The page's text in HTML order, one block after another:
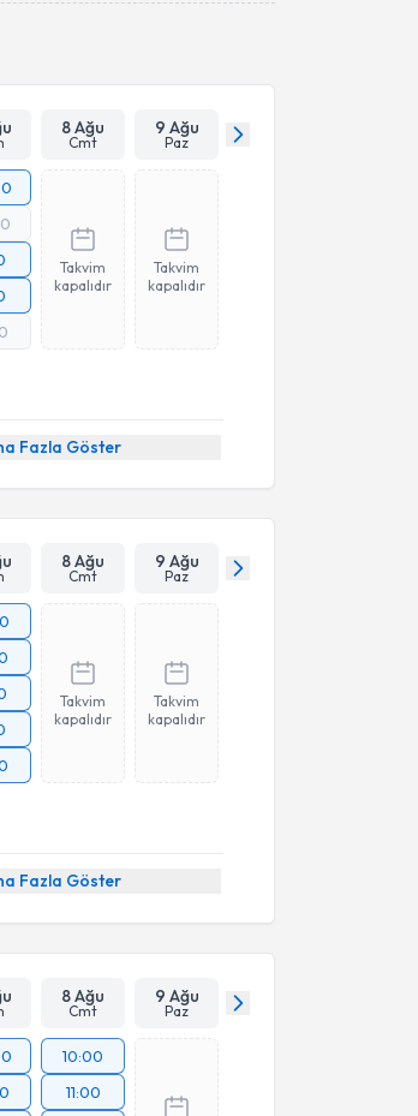
8 Ağu
Cmt
9 Ağu
Paz
Takvim
kapalıdır
Takvim
kapalıdır
Fazla Göster
8 Ağu
Cmt
9 Ağu
Paz
Takvim
kapalıdır
Takvim
kapalıdır
Fazla Göster
8 Ağu
Cmt
9 Ağu
Paz
10:00
11:00